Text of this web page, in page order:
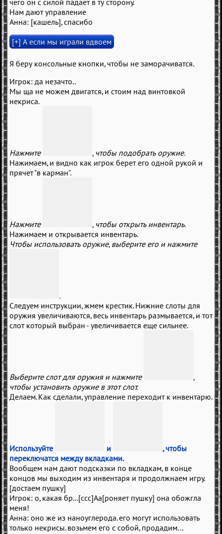
чего он с силой падает в ту сторону.
Нам дают управление
Анна: [кашель], спасибо
Я беру консольные кнопки, чтобы не заморачиватся.
Игрок: да незачто..
Мы ща не можем двигатся, и стоим над винтовкой
некриса.
Нажмите
, чтобы подобрать оружие.
Нажимаем, и видно как игрок берет его одной рукой и
прячет "в карман".
Нажмите
, чтобы открыть инвентарь.
Нажимаем и открывается инвентарь.
Чтобы использовать оружие, выберите его и нажмите
.
Следуем инструкции, жмем крестик. Нижние слоты для
оружия увеличиваются, весь инвентарь размывается, и тот
слот который выбран - увеличивается еще сильнее.
Выберите слот для оружия и нажмите
,
чтобы установить оружие в этот слот.
Делаем. Как сделали, управление переходит к инвентарю.
Используйте и
, чтобы
переключатся между вкладками.
Вообщем нам дают подсказки по вкладкам, в конце
концов мы выходим из инвентаря и продолжнаем игру.
[достаем пушку]
Игрок: о, какая бр...[ссс]Аа[роняет пушку] она обожгла
меня!
Анна: оно же из наноуглерода. его могут использовать
только некрисы. возьмем его с собой, продадим...